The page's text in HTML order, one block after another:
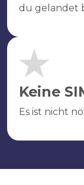
du gelandet
Keine
Es ist nicht